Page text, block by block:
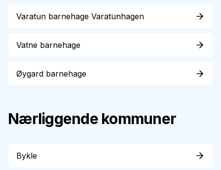
Varatun barnehage Varatunhagen
Vatne barnehage
Øygard barnehage
Nærliggende kommuner
Bykle